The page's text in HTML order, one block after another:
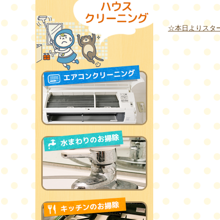
☆本日よりスタ